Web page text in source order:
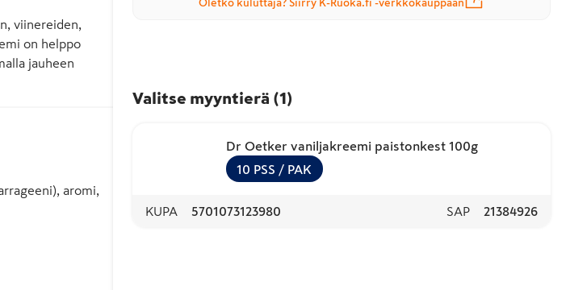
viinereiden,
on helppo
jauheen
aromi,
Oletko kuluttaja? Siirry K-Ruoka.fi -verkkokauppaan
Valitse myyntierä (1 )
Dr Oetker vaniljakreemi paistonkest 100g
10 PSS / PAK
KUPA 5701073123980 SAP 21384926